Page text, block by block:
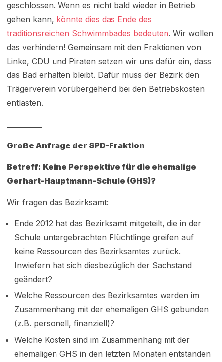
geschlossen. Wenn es nicht bald wieder in Betrieb
gehen kann, könnte dies das Ende des
traditionsreichen Schwimmbades bedeuten. Wir wollen
das verhindern! Gemeinsam mit den Fraktionen von
Linke, CDU und Piraten setzen wir uns dafür ein, dass
das Bad erhalten bleibt. Dafür muss der Bezirk den
Trägerverein vorübergehend bei den Betriebskosten
entlasten.
Große Anfrage der SPD-Fraktion
Betreff: Keine Perspektive für die ehemalige
Gerhart-Hauptmann-Schule (GHS)?
Wir fragen das Bezirksamt:
Ende 2012 hat das Bezirksamt mitgeteilt, die in der
Schule untergebrachten Flüchtlinge greifen auf
keine Ressourcen des Bezirksamtes zurück.
Inwiefern hat sich diesbezüglich der Sachstand
geändert?
Welche Ressourcen des Bezirksamtes werden im
Zusammenhang mit der ehemaligen GHS gebunden
(z.B. personell, finanziell)?
Welche Kosten sind im Zusammenhang mit der
ehemaligen GHS in den letzten Monaten entstanden